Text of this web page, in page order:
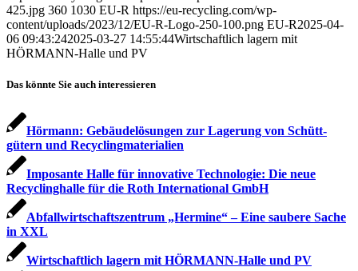
425.jpg 360 1030 EU-R https://eu-recycling.com/wp-
content/uploads/2023/12/EU-R-Logo-250-100.png EU-R2025-04-
06 09:43:242025-03-27 14:55:44Wirtschaftlich lagern mit
HÖRMANN-Halle und PV
Das könnte Sie auch interessieren
Hörmann: Gebäudelösungen zur Lagerung von Schütt­
gütern und Recyclingmaterialien
Imposante Halle für innovative Technologie: Die neue
Recyclinghalle für die Roth International GmbH
Abfallwirtschaftszentrum „Hermine“ – Eine saubere Sache
in XXL
Wirtschaftlich lagern mit HÖRMANN-Halle und PV